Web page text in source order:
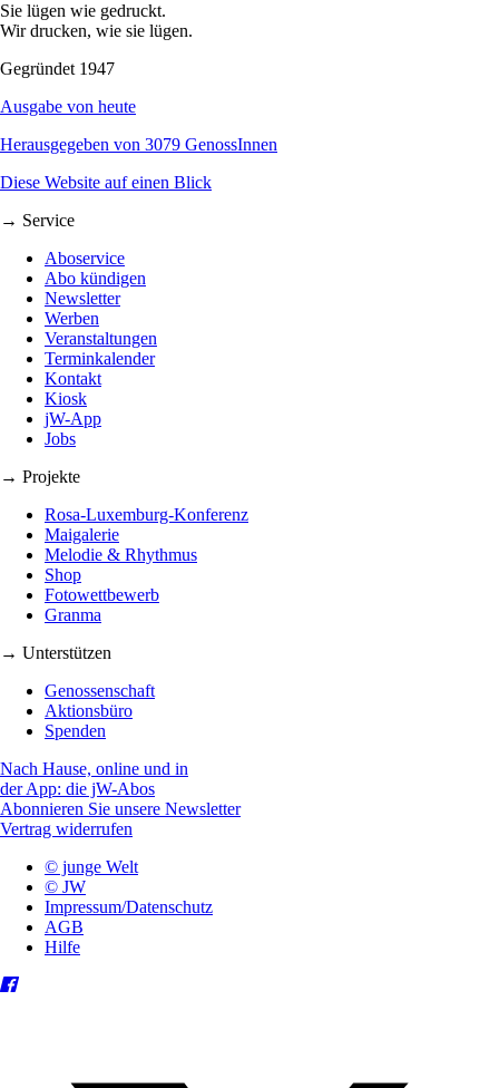
Sie lügen wie gedruckt.
Wir drucken, wie sie lügen.
Gegründet 1947
Ausgabe von heute
Herausgegeben von 3079 GenossInnen
Diese Website auf einen Blick
→ Service
Aboservice
Abo kündigen
Newsletter
Werben
Veranstaltungen
Terminkalender
Kontakt
Kiosk
jW-App
Jobs
→ Projekte
Rosa-Luxemburg-Konferenz
Maigalerie
Melodie & Rhythmus
Shop
Fotowettbewerb
Granma
→ Unterstützen
Genossenschaft
Aktionsbüro
Spenden
Nach Hause, online und in
der App: die jW-Abos
Abonnieren Sie unsere Newsletter
Vertrag widerrufen
© junge Welt
© JW
Impressum/Datenschutz
AGB
Hilfe